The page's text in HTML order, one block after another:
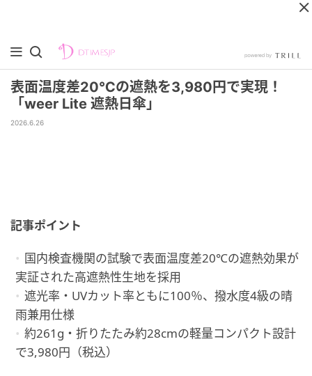
表面温度差20℃の遮熱を3,980円で実現！
「weer Lite 遮熱日傘」
2026.6.26
記事ポイント
国内検査機関の試験で表面温度差20℃の遮熱効果が
実証された高遮熱性生地を採用
遮光率・UVカット率ともに100％、撥水度4級の晴
雨兼用仕様
約261g・折りたたみ約28cmの軽量コンパクト設計
で3,980円（税込）